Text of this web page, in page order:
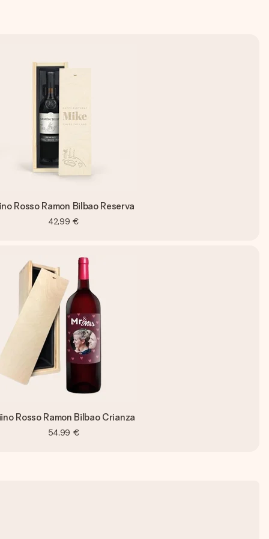
Rosso Ramon Bilbao Reserva
42,99 €
Rosso Ramon Bilbao Crianza
54,99 €